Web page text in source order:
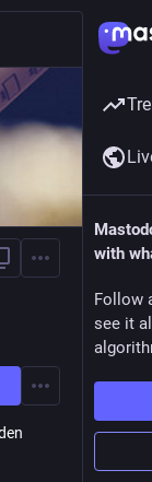
with
Follow
see it